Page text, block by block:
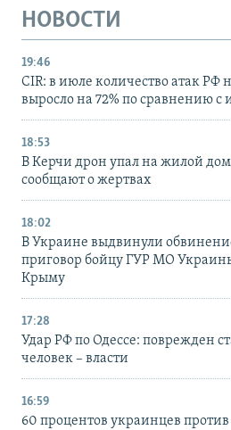
НОВОСТИ
19:46
CIR: в июле количество атак РФ
выросло на 72% по сравнению
18:53
В Керчи дрон упал на жилой
сообщают о жертвах
18:02
В Украине выдвинули
приговор бойцу ГУР МО
Крыму
17:28
Удар РФ по Одессе: поврежден
человек – власти
16:59
60 процентов украинцев